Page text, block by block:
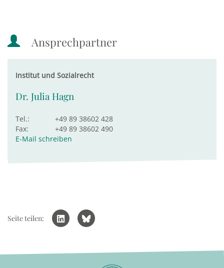
Ansprechpartner
Institut und Sozialrecht
Dr. Julia Hagn
Tel.:
+49 89 38602 428
Fax:
+49 89 38602 490
E-Mail schreiben
Seite teilen: